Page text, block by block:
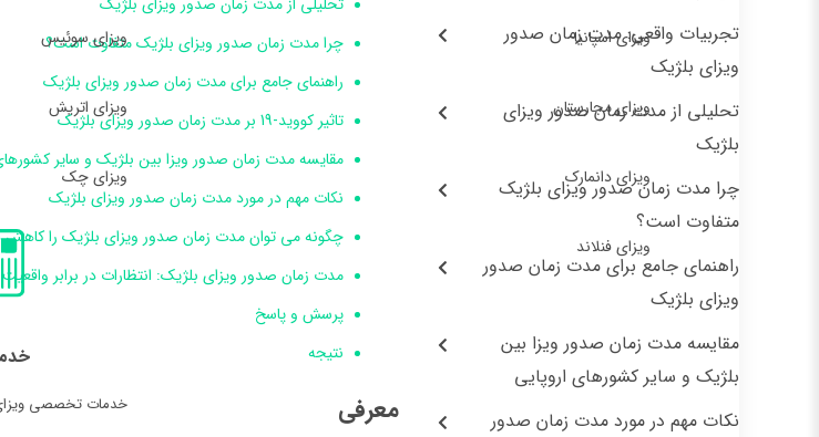
ویزای اسپانیا ویزای سوئیس
ویزای مجارستان ویزای اتریش
ویزای دانمارک ویزای چک
ویزای فنلاند
خدمات تخصصی
تجربیات واقعی: مدت زمان صدور
ویزای بلژیک
تحلیلی از مدت زمان صدور ویزای
بلژیک
چرا مدت زمان صدور ویزای بلژیک
متفاوت است؟
راهنمای جامع برای مدت زمان صدور
ویزای بلژیک
مقایسه مدت زمان صدور ویزا بین
بلژیک و سایر کشورهای اروپایی
نکات مهم در مورد مدت زمان صدور
تحلیلی از مدت زمان صدور ویزای بلژیک
چرا مدت زمان صدور ویزای بلژیک متفاوت است؟
راهنمای جامع برای مدت زمان صدور ویزای بلژیک
تاثیر کووید-19 بر مدت زمان صدور ویزای بلژیک
مقایسه مدت زمان صدور ویزا بین بلژیک و سایر
نکات مهم در مورد مدت زمان صدور ویزای بلژیک
چگونه می توان مدت زمان صدور ویزای بلژیک را کاهش
مدت زمان صدور ویزای بلژیک: انتظارات در برابر واقعیت
پرسش و پاسخ
نتیجه
معرفی